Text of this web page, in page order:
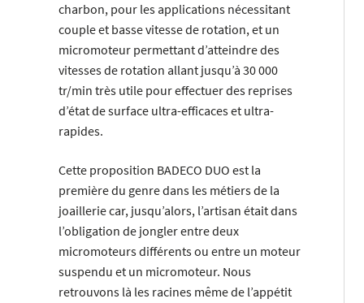
charbon, pour les applications nécessitant
couple et basse vitesse de rotation, et un
micromoteur permettant d’atteindre des
vitesses de rotation allant jusqu’à 30 000
tr/min très utile pour effectuer des reprises
d’état de surface ultra-efficaces et ultra-
rapides.
Cette proposition BADECO DUO est la
première du genre dans les métiers de la
joaillerie car, jusqu’alors, l’artisan était dans
l’obligation de jongler entre deux
micromoteurs différents ou entre un moteur
suspendu et un micromoteur. Nous
retrouvons là les racines même de l’appétit